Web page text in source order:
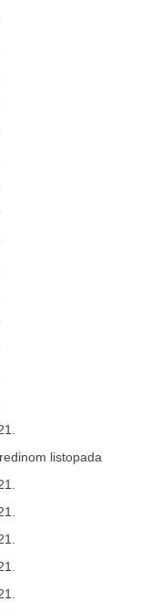
listopada